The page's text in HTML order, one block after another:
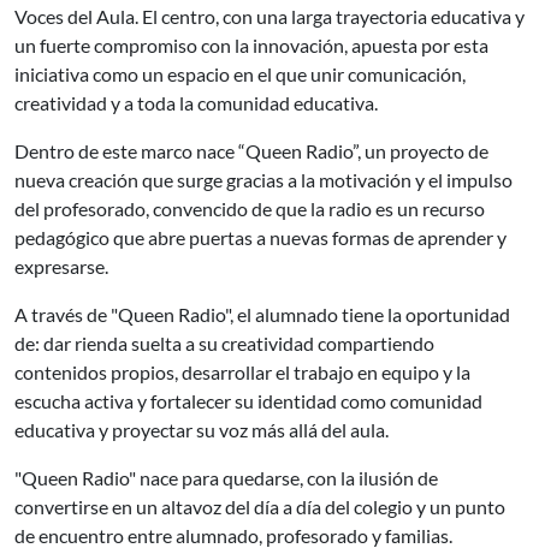
Voces del Aula. El centro, con una larga trayectoria educativa y
un fuerte compromiso con la innovación, apuesta por esta
iniciativa como un espacio en el que unir comunicación,
creatividad y a toda la comunidad educativa.
Dentro de este marco nace “Queen Radio”, un proyecto de
nueva creación que surge gracias a la motivación y el impulso
del profesorado, convencido de que la radio es un recurso
pedagógico que abre puertas a nuevas formas de aprender y
expresarse.
A través de "Queen Radio", el alumnado tiene la oportunidad
de: dar rienda suelta a su creatividad compartiendo
contenidos propios, desarrollar el trabajo en equipo y la
escucha activa y fortalecer su identidad como comunidad
educativa y proyectar su voz más allá del aula.
"Queen Radio" nace para quedarse, con la ilusión de
convertirse en un altavoz del día a día del colegio y un punto
de encuentro entre alumnado, profesorado y familias.